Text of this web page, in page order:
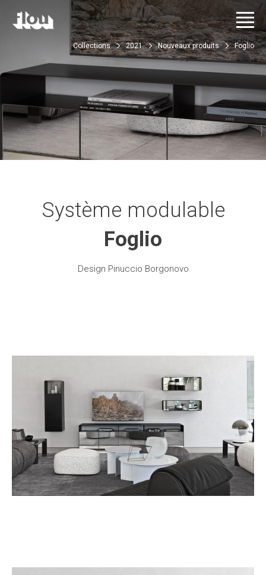
Collections 2021 Nouveaux produits Foglio
Système modulable
Foglio
Design Pinuccio Borgonovo